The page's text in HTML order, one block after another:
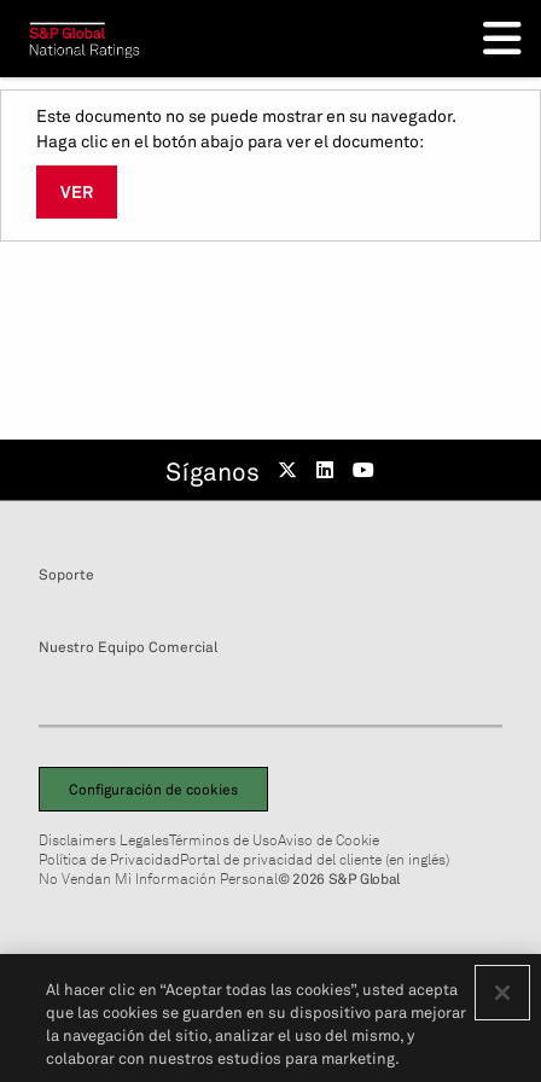
Este documento no se puede mostrar en su navegador.
Haga clic en el botón abajo para ver el documento:
VER
Síganos
Soporte
Nuestro Equipo Comercial
Configuración de cookies
Disclaimers LegalesTérminos de UsoAviso de Cookie
Política de PrivacidadPortal de privacidad del cliente (en inglés)
No Vendan Mi Información Personal© 2026 S&P Global
Al hacer clic en “Aceptar todas las cookies”, usted acepta
que las cookies se guarden en su dispositivo para mejorar
la navegación del sitio, analizar el uso del mismo, y
colaborar con nuestros estudios para marketing.